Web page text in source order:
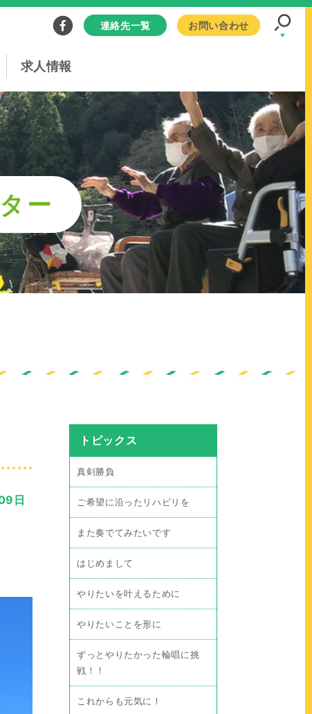
連絡先一覧 お問い合わせ
求人情報
ー
日
トピックス
真剣勝負
ご希望に沿ったリハビリを
また奏でてみたいです
はじめまして
やりたいを叶えるために
やりたいことを形に
ずっとやりたかった輪唱に挑
戦！！
これからも元気に！